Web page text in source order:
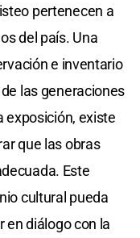
pertenecen a
del país. Una
e inventario
las generaciones
exposición, existe
que las obras
Este
cultural pueda
en diálogo con la